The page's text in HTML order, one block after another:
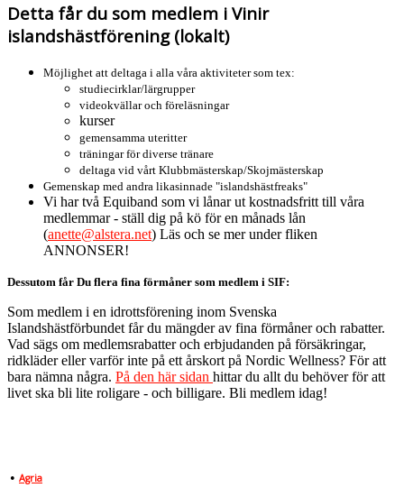
Detta får du som medlem i Vinir
islandshästförening (lokalt)
Möjlighet att deltaga i alla våra aktiviteter som tex:
studiecirklar/lärgrupper
videokvällar och föreläsningar
kurser
gemensamma uteritter
träningar för diverse tränare
deltaga vid vårt Klubbmästerskap/Skojmästerskap
Gemenskap med andra likasinnade "islandshästfreaks"
Vi har två Equiband som vi lånar ut kostnadsfritt till våra
medlemmar - ställ dig på kö för en månads lån
(anette@alstera.net) Läs och se mer under fliken
ANNONSER!
Dessutom får Du flera fina förmåner som medlem i SIF:
Som medlem i en idrottsförening inom Svenska
Islandshästförbundet får du mängder av fina förmåner och rabatter.
Vad sägs om medlemsrabatter och erbjudanden på försäkringar,
ridkläder eller varför inte på ett årskort på Nordic Wellness? För att
bara nämna några. På den här sidan hittar du allt du behöver för att
livet ska bli lite roligare - och billigare. Bli medlem idag!
• Agria